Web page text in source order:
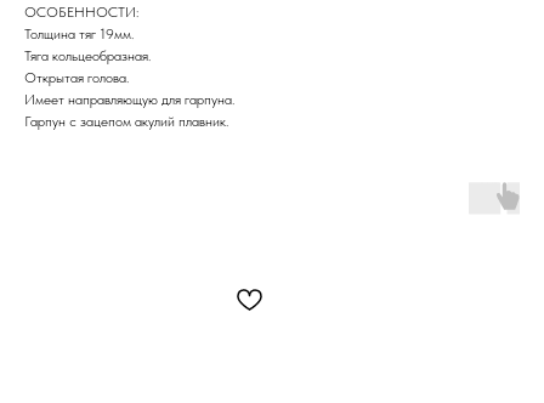
ОСОБЕННОСТИ:
Толщина тяг 19мм.
Тяга кольцеобразная.
Открытая голова.
Имеет направляющую для гарпуна.
Гарпун с зацепом акулий плавник.